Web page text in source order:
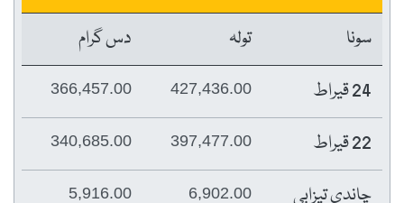
تولہ دس گرام
427,436.00
366,457.00
397,477.00
340,685.00
6,902.00
5,916.00